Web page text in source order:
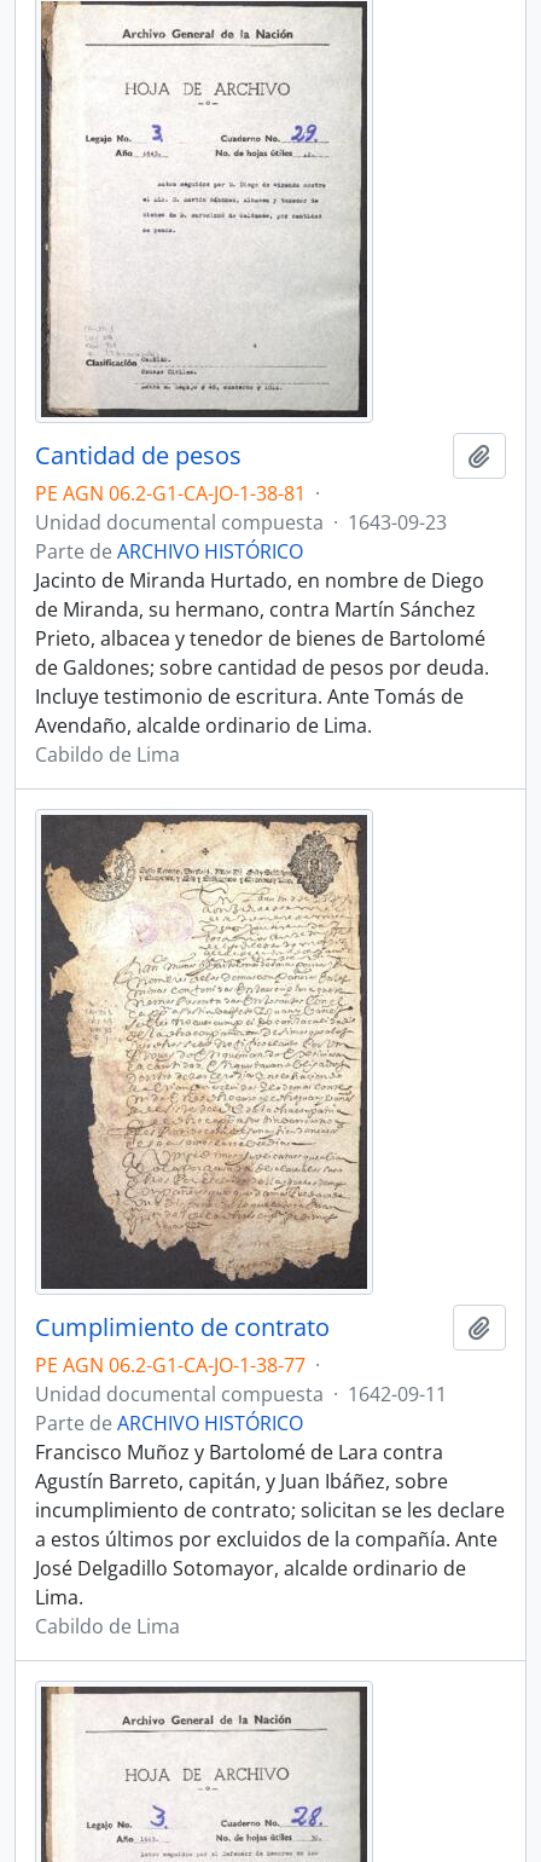
Cantidad de pesos
PE AGN 06.2-G1-CA-JO-1-38-81 ·
Unidad documental compuesta · 1643-09-23
Parte de ARCHIVO HISTÓRICO
Jacinto de Miranda Hurtado, en nombre de Diego
de Miranda, su hermano, contra Martín Sánchez
Prieto, albacea y tenedor de bienes de Bartolomé
de Galdones; sobre cantidad de pesos por deuda.
Incluye testimonio de escritura. Ante Tomás de
Avendaño, alcalde ordinario de Lima.
Cabildo de Lima
Cumplimiento de contrato
PE AGN 06.2-G1-CA-JO-1-38-77 ·
Unidad documental compuesta · 1642-09-11
Parte de ARCHIVO HISTÓRICO
Francisco Muñoz y Bartolomé de Lara contra
Agustín Barreto, capitán, y Juan Ibáñez, sobre
incumplimiento de contrato; solicitan se les declare
a estos últimos por excluidos de la compañía. Ante
José Delgadillo Sotomayor, alcalde ordinario de
Lima.
Cabildo de Lima